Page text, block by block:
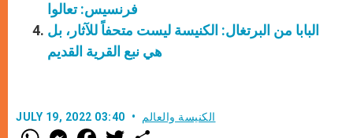
فرنسيس: تعالوا
البابا من البرتغال: الكنيسة ليست متحفاً للآثار، بل
هي نبع القرية القديم
JULY 19, 2022 03:40 الكنيسة والعالم
W M F T